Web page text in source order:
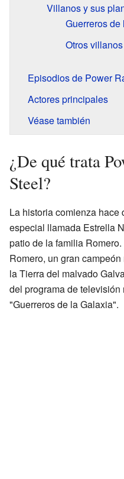
Villanos y sus
Guerreros
Otros villanos
Episodios de Power
Actores principales
Véase también
¿De qué trata
Steel?
La historia comienza
especial llamada Estrella
patio de la familia
Romero, un gran
la Tierra del malvado
del programa de
"Guerreros de la Galaxia".